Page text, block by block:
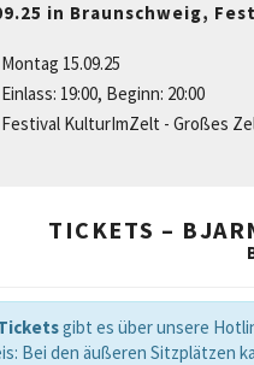
in Braunschweig,
Montag 15.09.25
Einlass: 19:00, Beginn: 20:00
Festival KulturImZelt - Großes
TICKETS –
gibt es über unsere
Bei den äußeren Sitzplätzen